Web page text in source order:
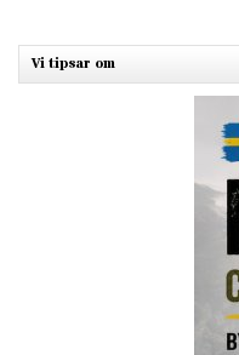
Vi tipsar om